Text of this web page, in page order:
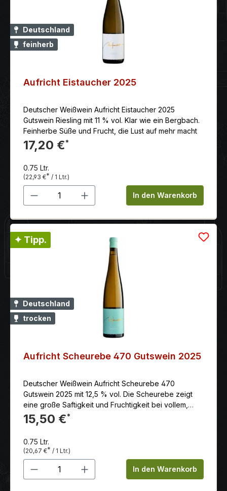
Deutschland
feinherb
Aufricht Eistaucher 2025
Deutscher Weißwein Aufricht Eistaucher 2025
Gutswein Riesling mit 11 % vol. Klar wie ein Bergbach.
Feinherbe Süße und Frucht, die Lust auf mehr macht
17,20 €*
0.75 Ltr.
(22,93 €* / 1 Ltr.)
Produkt Anzahl: Gib denIn den Warenkorb
✦ Tipp.
Deutschland
trocken
Aufricht Scheurebe 470 Gutswein 2025
Deutscher Weißwein Aufricht Scheurebe 470
Gutswein 2025 mit 12,5 % vol. Die Scheurebe zeigt
eine große Saftigkeit und Fruchtigkeit bei vollem,
aromatischem Geschmack nach tropischen Früchten
wie Ananas und Mango.
15,50 €*
0.75 Ltr.
(20,67 €* / 1 Ltr.)
Produkt Anzahl: Gib denIn den Warenkorb